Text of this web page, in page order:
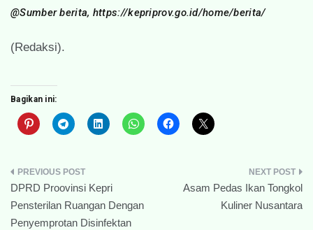
@Sumber berita, https://kepriprov.go.id/home/berita/
(Redaksi).
Bagikan ini:
Navigasi
pos
DPRD Proovinsi Kepri
Pensterilan Ruangan Dengan
Penyemprotan Disinfektan
Asam Pedas Ikan Tongkol
Kuliner Nusantara